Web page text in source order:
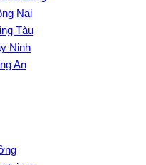
Nai
Tàu
Ninh
An